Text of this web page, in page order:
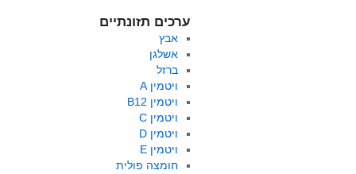
ערכים תזונתיים
אבץ
אשלגן
ברזל
ויטמין A
ויטמין B12
ויטמין C
ויטמין D
ויטמין E
חומצה פולית